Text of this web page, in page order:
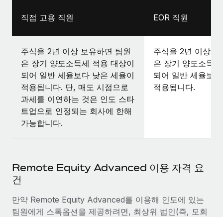
직접 고용 직원 EOR 직원
주식을 2년 이상 보유하면 팀원
은 장기 양도소득세 적용 대상이
되어 일반 세율보다 낮은 세율이
적용됩니다. 단, 매도 시점으로
과세를 이연하는 것은 인도 스타
트업으로 인정되는 회사에 한해
가능합니다.
주식을 2년 이상
은 장기 양도소득
되어 일반 세율보
적용됩니다.
Remote Equity Advanced 이용 자격 요
건
만약 Remote Equity Advanced를 이용해 인도에 있는
팀원에게 스톡옵션을 제공하려면, 최상위 법인(즉, 모회